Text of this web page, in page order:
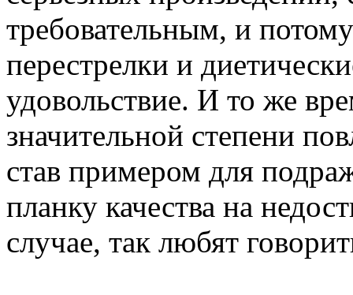
требовательным, и
перестрелки и
удовольствие. И то же
значительной степени
став примером для
планку качества на
случае, так любят